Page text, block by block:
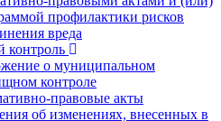
профилактики рисков
вреда
о муниципальном
контроле
правовые акты
об изменениях, внесенных в